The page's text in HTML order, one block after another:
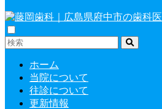
ホーム
当院について
往診について
更新情報